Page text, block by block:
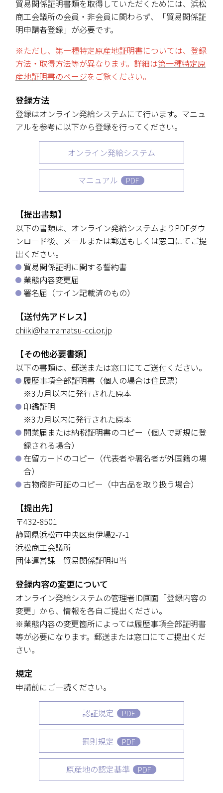
貿易関係証明書類を取得していただくためには、浜松
商工会議所の会員・非会員に関わらず、「貿易関係証
明申請者登録」が必要です。
※ただし、第一種特定原産地証明書については、登録
方法・取得方法等が異なります。詳細は第一種特定原
産地証明書のページをご覧ください。
登録方法
登録はオンライン発給システムにて行います。マニュ
アルを参考に以下から登録を行ってください。
オンライン発給システム
マニュアル PDF
【提出書類】
以下の書類は、オンライン発給システムよりPDFダウ
ンロード後、メールまたは郵送もしくは窓口にてご提
出ください。
貿易関係証明に関する誓約書
業態内容変更届
署名届（サイン記載済のもの）
【送付先アドレス】
chiiki@hamamatsu-cci.or.jp
【その他必要書類】
以下の書類は、郵送または窓口にてご送付ください。
履歴事項全部証明書（個人の場合は住民票）
※3カ月以内に発行された原本
印鑑証明
※3カ月以内に発行された原本
開業届または納税証明書のコピー（個人で新規に登
録される場合）
在留カードのコピー（代表者や署名者が外国籍の場
合）
古物商許可証のコピー（中古品を取り扱う場合）
【提出先】
〒432-8501
静岡県浜松市中央区東伊場2-7-1
浜松商工会議所
団体運営課 貿易関係証明担当
登録内容の変更について
オンライン発給システムの管理者ID画面「登録内容の
変更」から、情報を各自ご提出ください。
※業態内容の変更箇所によっては履歴事項全部証明書
等が必要になります。郵送または窓口にてご提出くだ
さい。
規定
申請前にご一読ください。
認証規定 PDF
罰則規定 PDF
原産地の認定基準 PDF